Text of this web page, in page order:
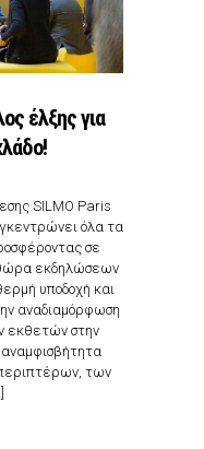
έλξης για
SILMO Paris
όλα τα
σε
εκδηλώσεων
υποδοχή και
αναδιαμόρφωση
εκθετών στην
των